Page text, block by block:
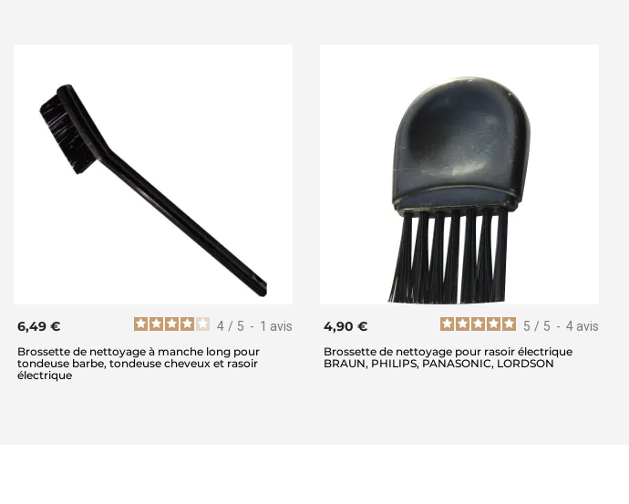
4 / 5 - 1 avis
6,49 €
Brossette de nettoyage à manche long pour
tondeuse barbe, tondeuse cheveux et rasoir
électrique
5 / 5 - 4 avis
4,90 €
Brossette de nettoyage pour rasoir électrique
BRAUN, PHILIPS, PANASONIC, LORDSON